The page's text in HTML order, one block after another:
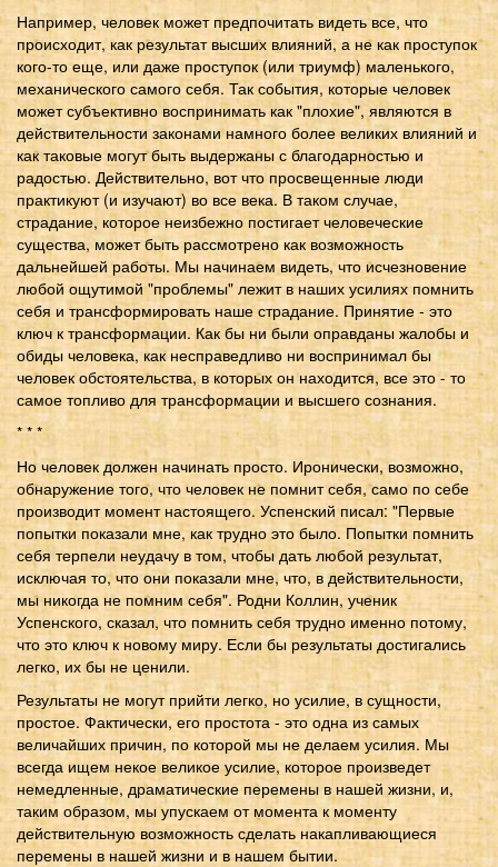
Например, человек может предпочитать видеть все, что
происходит, как результат высших влияний, а не как проступок
кого-то еще, или даже проступок (или триумф) маленького,
механического самого себя. Так события, которые человек
может субъективно воспринимать как "плохие", являются в
действительности законами намного более великих влияний и
как таковые могут быть выдержаны с благодарностью и
радостью. Действительно, вот что просвещенные люди
практикуют (и изучают) во все века. В таком случае,
страдание, которое неизбежно постигает человеческие
существа, может быть рассмотрено как возможность
дальнейшей работы. Мы начинаем видеть, что исчезновение
любой ощутимой "проблемы" лежит в наших усилиях помнить
себя и трансформировать наше страдание. Принятие - это
ключ к трансформации. Как бы ни были оправданы жалобы и
обиды человека, как несправедливо ни воспринимал бы
человек обстоятельства, в которых он находится, все это - то
самое топливо для трансформации и высшего сознания.
* * *
Но человек должен начинать просто. Иронически, возможно,
обнаружение того, что человек не помнит себя, само по себе
производит момент настоящего. Успенский писал: "Первые
попытки показали мне, как трудно это было. Попытки помнить
себя терпели неудачу в том, чтобы дать любой результат,
исключая то, что они показали мне, что, в действительности,
мы никогда не помним себя". Родни Коллин, ученик
Успенского, сказал, что помнить себя трудно именно потому,
что это ключ к новому миру. Если бы результаты достигались
легко, их бы не ценили.
Результаты не могут прийти легко, но усилие, в сущности,
простое. Фактически, его простота - это одна из самых
величайших причин, по которой мы не делаем усилия. Мы
всегда ищем некое великое усилие, которое произведет
немедленные, драматические перемены в нашей жизни, и,
таким образом, мы упускаем от момента к моменту
действительную возможность сделать накапливающиеся
перемены в нашей жизни и в нашем бытии.